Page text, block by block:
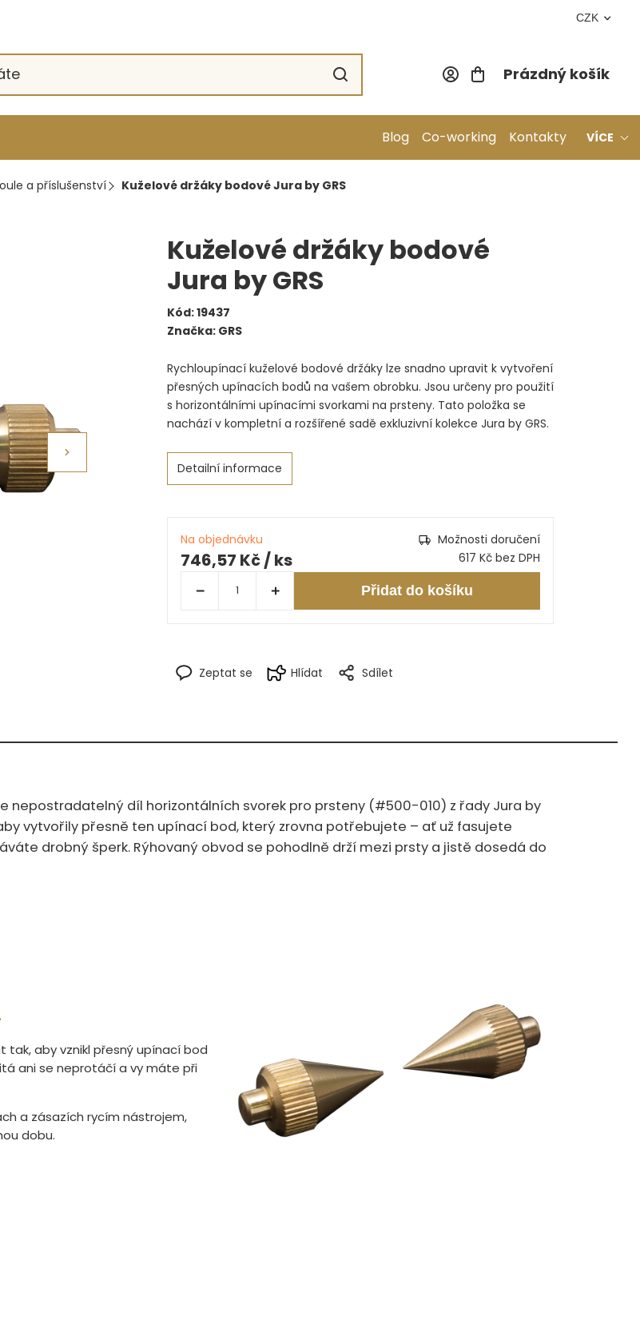
CZK
Nákupní
Prázdný košík
Blog Co-working Kontakty VÍCE
a příslušenství Kuželové držáky bodové Jura by GRS
Kuželové držáky bodové
Jura by GRS
Kód:19437
Značka: GRS
Rychloupínací kuželové bodové držáky lze snadno upravit k vytvoření
přesných upínacích bodů na vašem obrobku. Jsou určeny pro použití
s horizontálními upínacími svorkami na prsteny. Tato položka se
nachází v kompletní a rozšířené sadě exkluzivní kolekce Jura by GRS.
Detailní informace
Zeptat se Hlídat Sdílet
Na objednávku Možnosti doručení
746,57 Kč/ ks 617 Kč bez DPH
Přidat do košíku
nepostradatelný díl horizontálních svorek pro prsteny (#500-010) z řady Jura by
vytvořily přesně ten upínací bod, který zrovna potřebujete – ať už fasujete
drobný šperk. Rýhovaný obvod se pohodlně drží mezi prsty a jistě dosedá do
tak, aby vznikl přesný upínací bod
ani se neprotáčí a vy máte při
a zásazích rycím nástrojem,
dobu.